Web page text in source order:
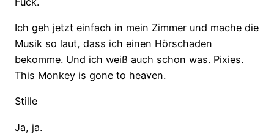
Ich geh jetzt einfach in mein Zimmer und mache die
Musik so laut, dass ich einen Hörschaden
bekomme. Und ich weiß auch schon was. Pixies.
This Monkey is gone to heaven.
Stille
Ja, ja.